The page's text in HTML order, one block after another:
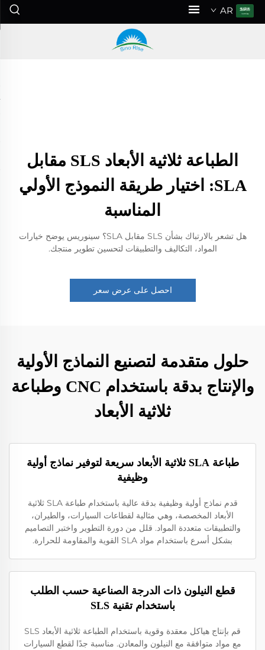
AR
الطباعة ثلاثية الأبعاد SLS مقابل
SLA: اختيار طريقة النموذج الأولي
المناسبة
هل تشعر بالارتباك بشأن SLS مقابل SLA؟ سينوريس يوضح خيارات
المواد، التكاليف والتطبيقات لتحسين تطوير منتجك.
احصل على عرض سعر
حلول متقدمة لتصنيع النماذج الأولية
والإنتاج بدقة باستخدام CNC وطباعة
ثلاثية الأبعاد
طباعة SLA ثلاثية الأبعاد سريعة لتوفير نماذج أولية
وظيفية
قدم نماذج أولية وظيفية بدقة عالية باستخدام طباعة SLA ثلاثية
الأبعاد المخصصة، وهي مثالية لقطاعات السيارات، والطيران،
والتطبيقات متعددة المواد. قلل من دورة التطوير واختبر التصاميم
بشكل أسرع باستخدام مواد SLA القوية والمقاومة للحرارة.
قطع النيلون ذات الدرجة الصناعية حسب الطلب
باستخدام تقنية SLS
قم بإنتاج هياكل معقدة وقوية باستخدام الطباعة ثلاثية الأبعاد SLS
مع مواد متوافقة مع النيلون والمعادن. مناسبة جدًا لقطع السيارات